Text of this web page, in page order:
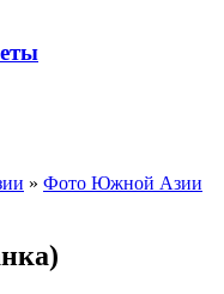
» Фото Южной Азии